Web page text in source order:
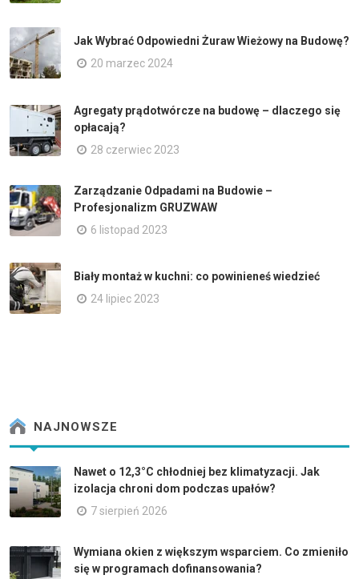
Jak Wybrać Odpowiedni Żuraw Wieżowy na Budowę?
20 marzec 2024
Agregaty prądotwórcze na budowę – dlaczego się
opłacają?
28 czerwiec 2023
Zarządzanie Odpadami na Budowie –
Profesjonalizm GRUZWAW
6 listopad 2023
Biały montaż w kuchni: co powinieneś wiedzieć
24 lipiec 2023
NAJNOWSZE
Nawet o 12,3°C chłodniej bez klimatyzacji. Jak
izolacja chroni dom podczas upałów?
7 sierpień 2026
Wymiana okien z większym wsparciem. Co zmieniło
się w programach dofinansowania?